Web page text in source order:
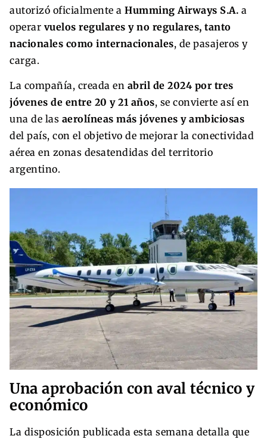
autorizó oficialmente a Humming Airways S.A. a
operar vuelos regulares y no regulares, tanto
nacionales como internacionales, de pasajeros y
carga.
La compañía, creada en abril de 2024 por tres
jóvenes de entre 20 y 21 años, se convierte así en
una de las aerolíneas más jóvenes y ambiciosas
del país, con el objetivo de mejorar la conectividad
aérea en zonas desatendidas del territorio
argentino.
Una aprobación con aval técnico y
económico
La disposición publicada esta semana detalla que